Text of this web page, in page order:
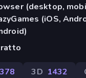
(desktop,
(iOS,
3D 1432